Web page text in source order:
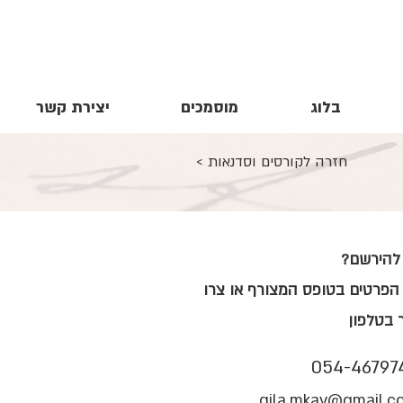
בלוג מוסמכים יצירת קשר
< חזרה לקורסים וסדנאות
להירשם?
בטופס המצורף או צרו
בטלפון
054-